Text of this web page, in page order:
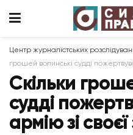
Центр журналістських
грошей волинські судді
Скільки
судді
армію зі